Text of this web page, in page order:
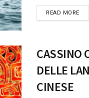
READ MORE
CASSINO
DELLE
CINESE